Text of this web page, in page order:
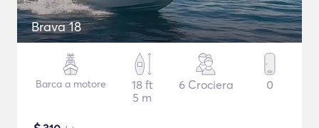
Brava 18
Barca a motore
18 ft
5 m
6 Crociera 0